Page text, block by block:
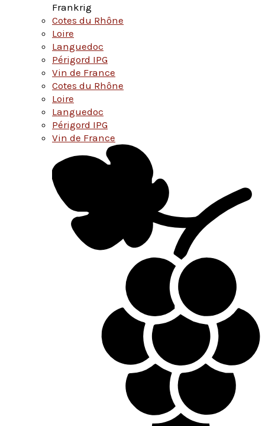
Frankrig
Cotes du Rhône
Loire
Languedoc
Périgord IPG
Vin de France
Cotes du Rhône
Loire
Languedoc
Périgord IPG
Vin de France